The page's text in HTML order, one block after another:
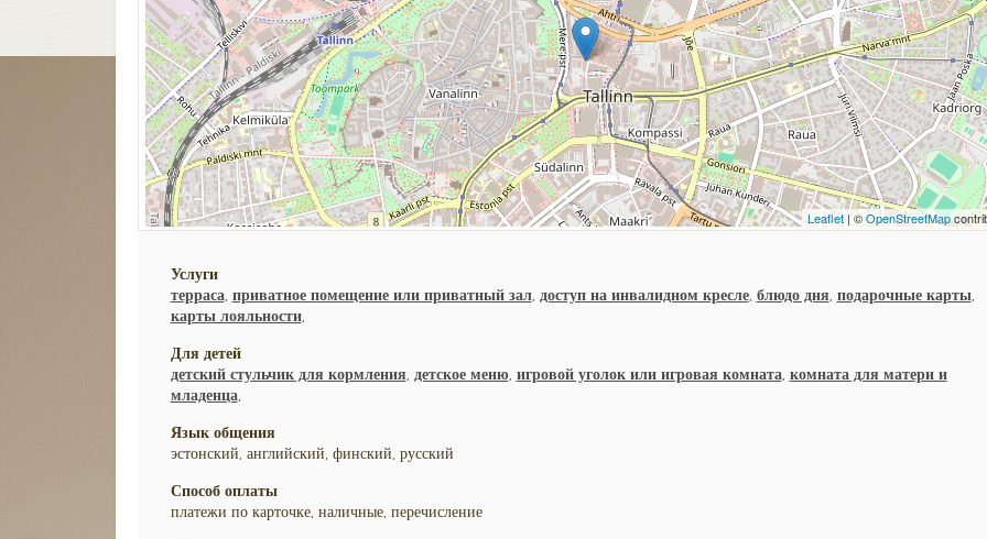
Leaflet| ©OpenStreetMap
Услуги
терраса, приватное помещение или приватный зал, доступ на инвалидном кресле, блюдо дня, подарочные карты,
карты лояльности,
Для детей
детский стульчик для кормления, детское меню, игровой уголок или игровая комната, комната для матери и
младенца,
Язык общения
эстонский, английский, финский, русский
Способ оплаты
платежи по карточке, наличные, перечисление